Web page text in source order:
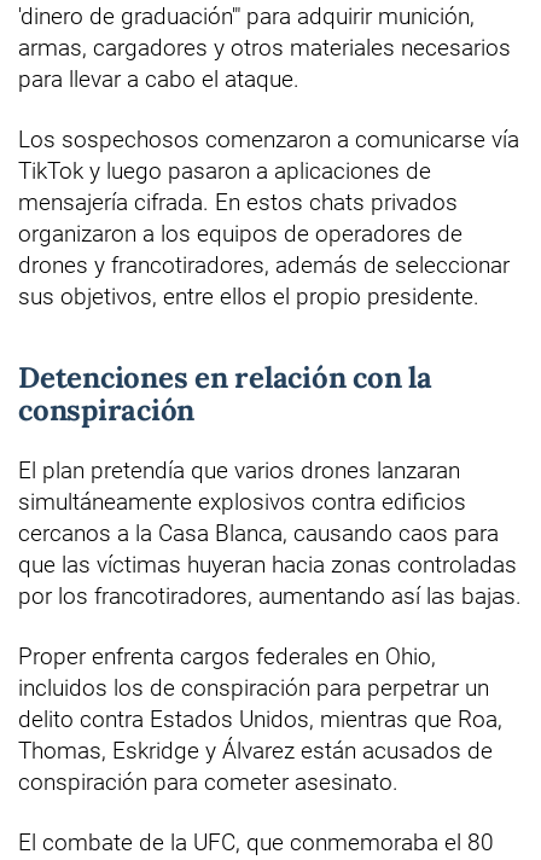
'dinero de graduación'" para adquirir munición,
armas, cargadores y otros materiales necesarios
para llevar a cabo el ataque.
Los sospechosos comenzaron a comunicarse vía
TikTok y luego pasaron a aplicaciones de
mensajería cifrada. En estos chats privados
organizaron a los equipos de operadores de
drones y francotiradores, además de seleccionar
sus objetivos, entre ellos el propio presidente.
Detenciones en relación con la
conspiración
El plan pretendía que varios drones lanzaran
simultáneamente explosivos contra edificios
cercanos a la Casa Blanca, causando caos para
que las víctimas huyeran hacia zonas controladas
por los francotiradores, aumentando así las bajas.
Proper enfrenta cargos federales en Ohio,
incluidos los de conspiración para perpetrar un
delito contra Estados Unidos, mientras que Roa,
Thomas, Eskridge y Álvarez están acusados de
conspiración para cometer asesinato.
El combate de la UFC, que conmemoraba el 80